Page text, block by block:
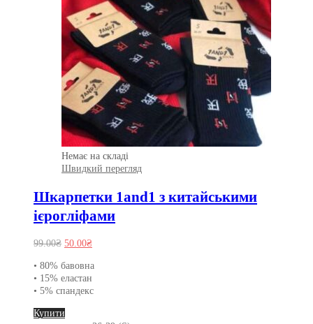
Немає на складі
Швидкий перегляд
Шкарпетки 1and1 з китайськими
ієрогліфами
99.00₴ Оригінальна
99.00₴.
50.00₴Поточна
50.00₴.
• 80% бавовна
• 15% еластан
• 5% спандекс
Купити